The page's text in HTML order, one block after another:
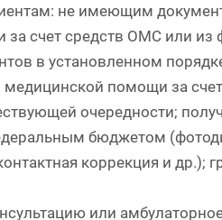
не имеющим
счет средств ОМС или
в установленном
помощи за
очередности;
бюджетом
коррекция и др.);
или